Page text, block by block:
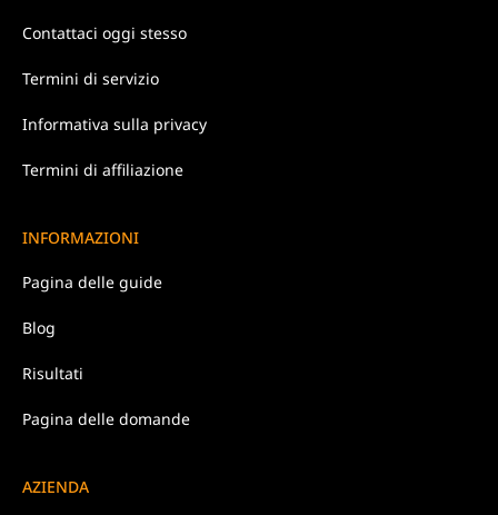
Contattaci oggi stesso
Termini di servizio
Informativa sulla privacy
Termini di affiliazione
INFORMAZIONI
Pagina delle guide
Blog
Risultati
Pagina delle domande
AZIENDA